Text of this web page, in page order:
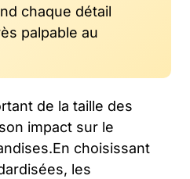
chaque détail
palpable au
de la taille des
impact sur le
choisissant
les